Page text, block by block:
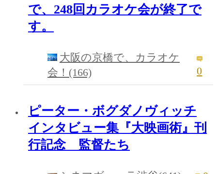
で、248回カラオケ会が終了で
す。
大阪の京橋で、カラオケ
会！(166)
0
ピーター・ボグダノヴィッチ
インタビュー集『大映画術』刊
行記念 監督たち